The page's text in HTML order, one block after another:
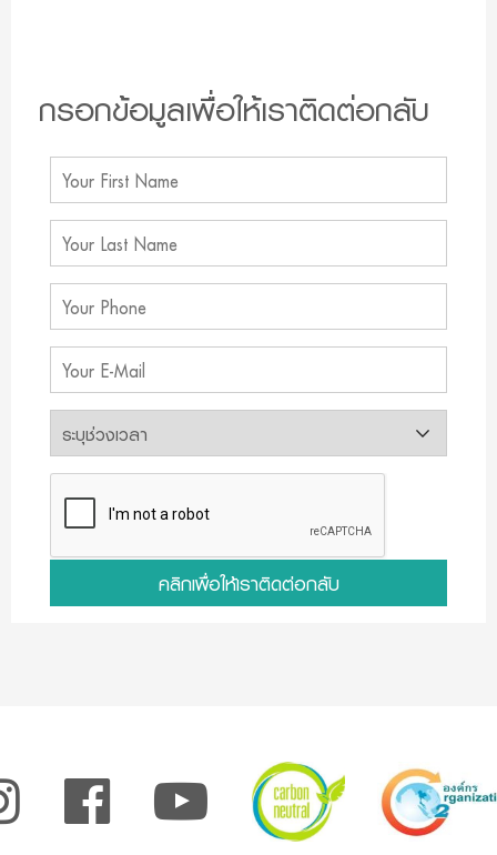
กรอกข้อมูลเพื่อให้เราติดต่อกลับ
คลิกเพื่อให้เราติดต่อกลับ